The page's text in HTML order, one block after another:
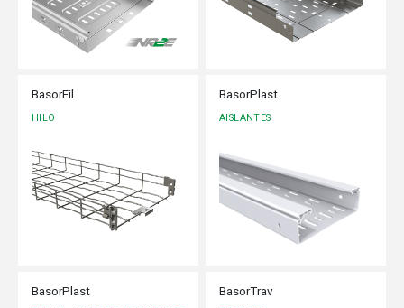
BasorFil
HILO
BasorPlast
AISLANTES
BasorPlast BasorTrav